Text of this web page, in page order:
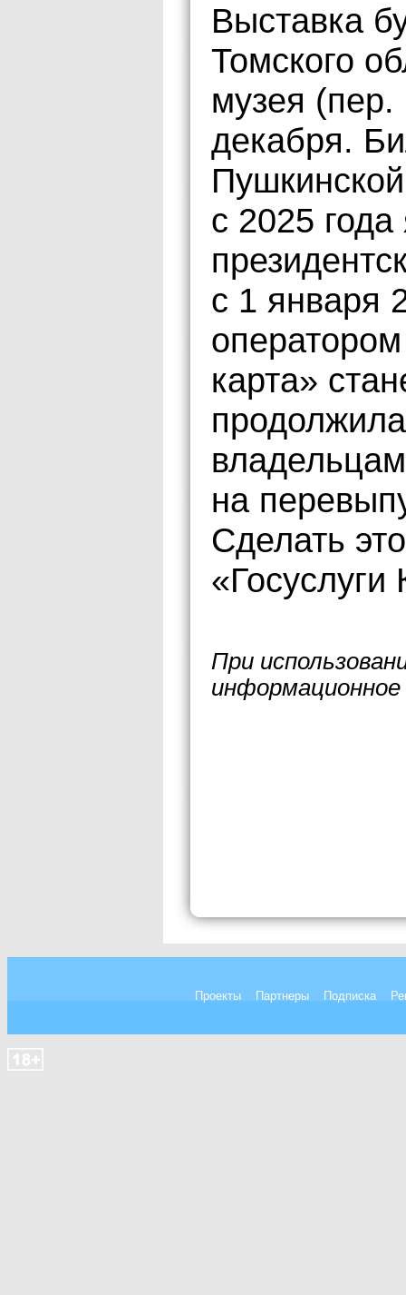
Выставка
Томского
музея
декабря.
с 2025
с 1 января
карта»
на
Сделать
«Госуслуги
При
Проекты Партнеры Подписка